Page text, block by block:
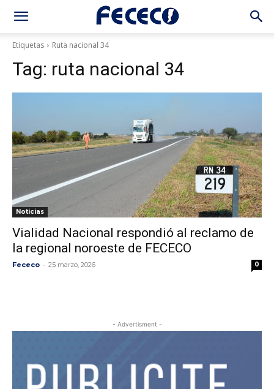
Etiquetas Ruta nacional 34
Tag: ruta nacional 34
Noticias
Vialidad Nacional respondió al reclamo de
la regional noroeste de FECECO
Fececo - 25 marzo, 2026 0
- Advertisment -